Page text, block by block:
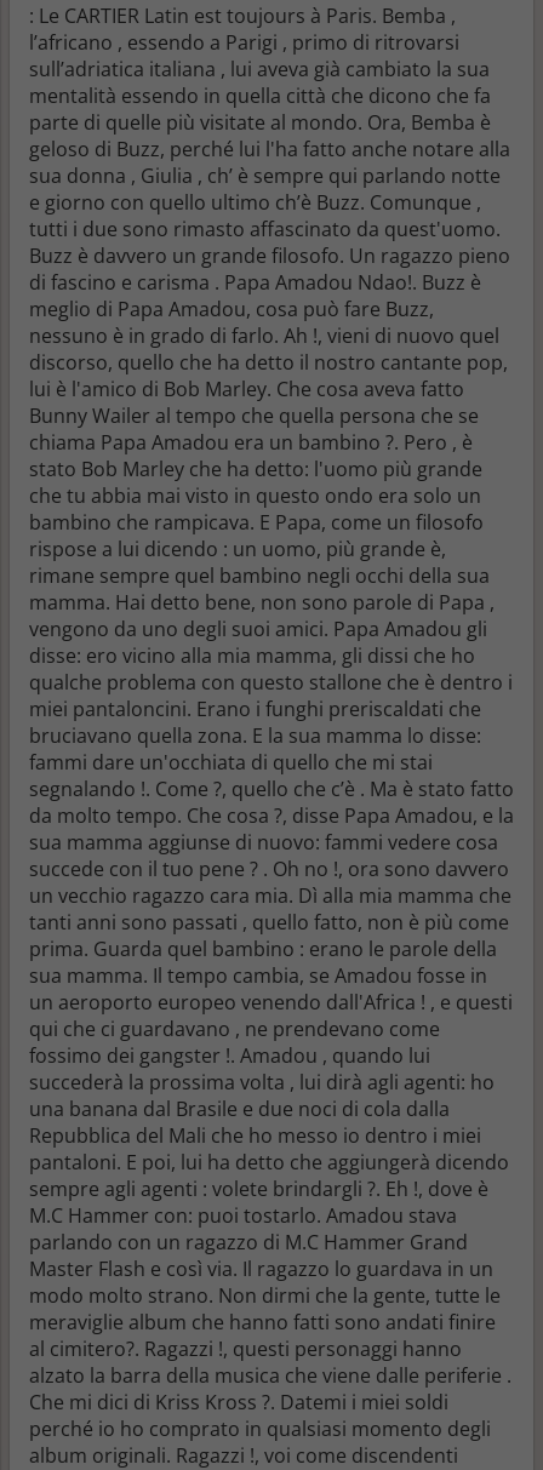
: Le CARTIER Latin est toujours à Paris. Bemba ,
l’africano , essendo a Parigi , primo di ritrovarsi
sull’adriatica italiana , lui aveva già cambiato la sua
mentalità essendo in quella città che dicono che fa
parte di quelle più visitate al mondo. Ora, Bemba è
geloso di Buzz, perché lui l'ha fatto anche notare alla
sua donna , Giulia , ch’ è sempre qui parlando notte
e giorno con quello ultimo ch’è Buzz. Comunque ,
tutti i due sono rimasto affascinato da quest'uomo.
Buzz è davvero un grande filosofo. Un ragazzo pieno
di fascino e carisma . Papa Amadou Ndao!. Buzz è
meglio di Papa Amadou, cosa può fare Buzz,
nessuno è in grado di farlo. Ah !, vieni di nuovo quel
discorso, quello che ha detto il nostro cantante pop,
lui è l'amico di Bob Marley. Che cosa aveva fatto
Bunny Wailer al tempo che quella persona che se
chiama Papa Amadou era un bambino ?. Pero , è
stato Bob Marley che ha detto: l'uomo più grande
che tu abbia mai visto in questo ondo era solo un
bambino che rampicava. E Papa, come un filosofo
rispose a lui dicendo : un uomo, più grande è,
rimane sempre quel bambino negli occhi della sua
mamma. Hai detto bene, non sono parole di Papa ,
vengono da uno degli suoi amici. Papa Amadou gli
disse: ero vicino alla mia mamma, gli dissi che ho
qualche problema con questo stallone che è dentro i
miei pantaloncini. Erano i funghi preriscaldati che
bruciavano quella zona. E la sua mamma lo disse:
fammi dare un'occhiata di quello che mi stai
segnalando !. Come ?, quello che c’è . Ma è stato fatto
da molto tempo. Che cosa ?, disse Papa Amadou, e la
sua mamma aggiunse di nuovo: fammi vedere cosa
succede con il tuo pene ? . Oh no !, ora sono davvero
un vecchio ragazzo cara mia. Dì alla mia mamma che
tanti anni sono passati , quello fatto, non è più come
prima. Guarda quel bambino : erano le parole della
sua mamma. Il tempo cambia, se Amadou fosse in
un aeroporto europeo venendo dall'Africa ! , e questi
qui che ci guardavano , ne prendevano come
fossimo dei gangster !. Amadou , quando lui
succederà la prossima volta , lui dirà agli agenti: ho
una banana dal Brasile e due noci di cola dalla
Repubblica del Mali che ho messo io dentro i miei
pantaloni. E poi, lui ha detto che aggiungerà dicendo
sempre agli agenti : volete brindargli ?. Eh !, dove è
M.C Hammer con: puoi tostarlo. Amadou stava
parlando con un ragazzo di M.C Hammer Grand
Master Flash e così via. Il ragazzo lo guardava in un
modo molto strano. Non dirmi che la gente, tutte le
meraviglie album che hanno fatti sono andati finire
al cimitero?. Ragazzi !, questi personaggi hanno
alzato la barra della musica che viene dalle periferie .
Che mi dici di Kriss Kross ?. Datemi i miei soldi
perché io ho comprato in qualsiasi momento degli
album originali. Ragazzi !, voi come discendenti